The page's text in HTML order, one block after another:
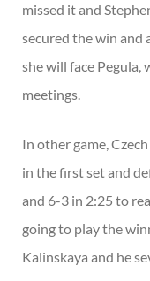
missed it and
secured the win
she will face Pegula,
meetings.
In other game,
in the first set and
and 6-3 in 2:25 to
going to play the
Kalinskaya and he